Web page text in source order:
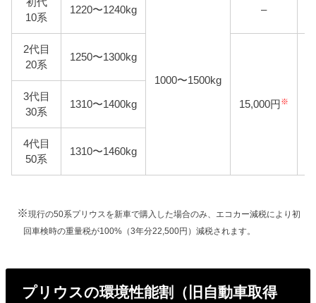
10系
1220〜1240kg
1000〜1500kg
–
2代目
20系
1250〜1300kg
15,000円 ※
3代目
30系
1310〜1400kg
4代目
50系
1310〜1460kg
※現行の50系プリウスを新車で購入した場合のみ、エコカー減税により初
回車検時の重量税が100%（3年分22,500円）減税されます。
プリウスの環境性能割（旧自動車取得